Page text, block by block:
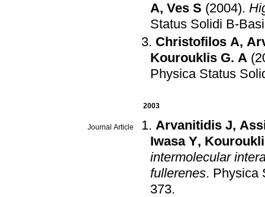
A, Ves S (2004).
Status Solidi B-
Christofilos A,
Kourouklis G. A
Physica Status
2003
Journal Article Arvanitidis J,
Iwasa Y,
intermolecular
fullerenes. Physica
373.